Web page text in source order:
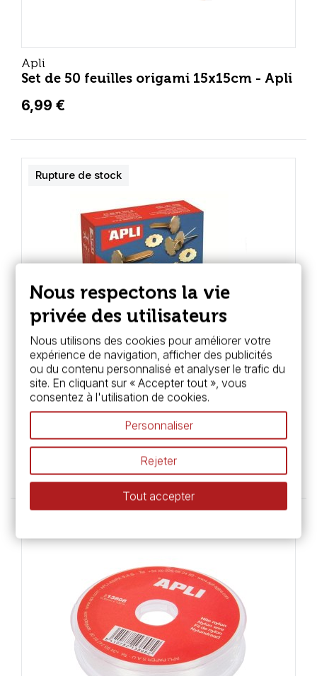
Apli
Set de 50 feuilles origami 15x15cm - Apli
6,99 €
Apli
Boîte de 100 Attaches parisiennes avec
oeillets - Apli
Rupture de stock
Nous respectons la vie
privée des utilisateurs
Nous utilisons des cookies pour améliorer votre
expérience de navigation, afficher des publicités
ou du contenu personnalisé et analyser le trafic du
site. En cliquant sur « Accepter tout », vous
consentez à l'utilisation de cookies.
Personnaliser
Rejeter
Tout accepter